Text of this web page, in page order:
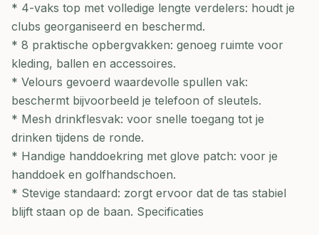
* 4-vaks top met volledige lengte verdelers: houdt je
clubs georganiseerd en beschermd.
* 8 praktische opbergvakken: genoeg ruimte voor
kleding, ballen en accessoires.
* Velours gevoerd waardevolle spullen vak:
beschermt bijvoorbeeld je telefoon of sleutels.
* Mesh drinkflesvak: voor snelle toegang tot je
drinken tijdens de ronde.
* Handige handdoekring met glove patch: voor je
handdoek en golfhandschoen.
* Stevige standaard: zorgt ervoor dat de tas stabiel
blijft staan op de baan. Specificaties